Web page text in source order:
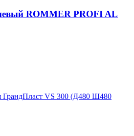
ROMMER PROFI AL